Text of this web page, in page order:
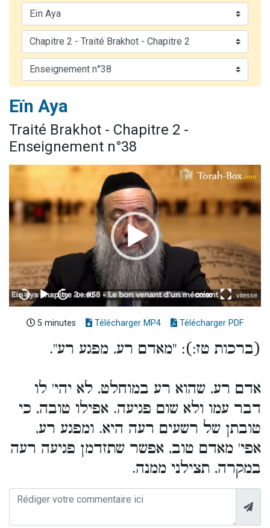
61 personnes viennent de demander une bénédiction
Ariel vient de donner son Maasser
Il reste 49 places pour étudier en groupe sur Zoom
Eva vient de donner son Maasser
Eïn Aya
Traité Brakhot - Chapitre 2 -
Enseignement n°38
5 minutes Télécharger MP4 Télécharger PDF
(ברכות טז:): "מאדם רע, מפגע רע".
אדם רע, שהוא רע במוחלט, לא יהי' לו
דבר עמו ולא שום פגיעה. אפילו טובה, כי
טובתן של רשעים רעה היא. ומפגע רע,
אפי' מאדם טוב, אפשר שתזדמן פגיעה רעה
במקרה, תצילני ממנה.